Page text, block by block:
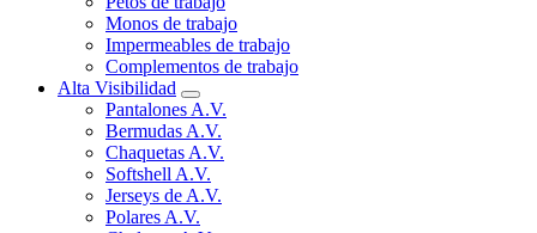
Monos de trabajo
Impermeables de trabajo
Complementos de trabajo
Alta Visibilidad
Pantalones A.V.
Bermudas A.V.
Chaquetas A.V.
Softshell A.V.
Jerseys de A.V.
Polares A.V.